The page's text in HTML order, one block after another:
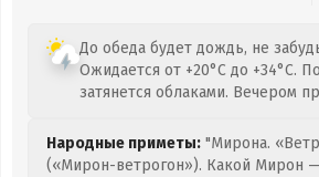
До обеда будет дождь, не
Ожидается от +20°C до +34°C.
затянется облаками. Вечером
Народные приметы: "Мирона.
(«Мирон-ветрогон»). Какой Мирон